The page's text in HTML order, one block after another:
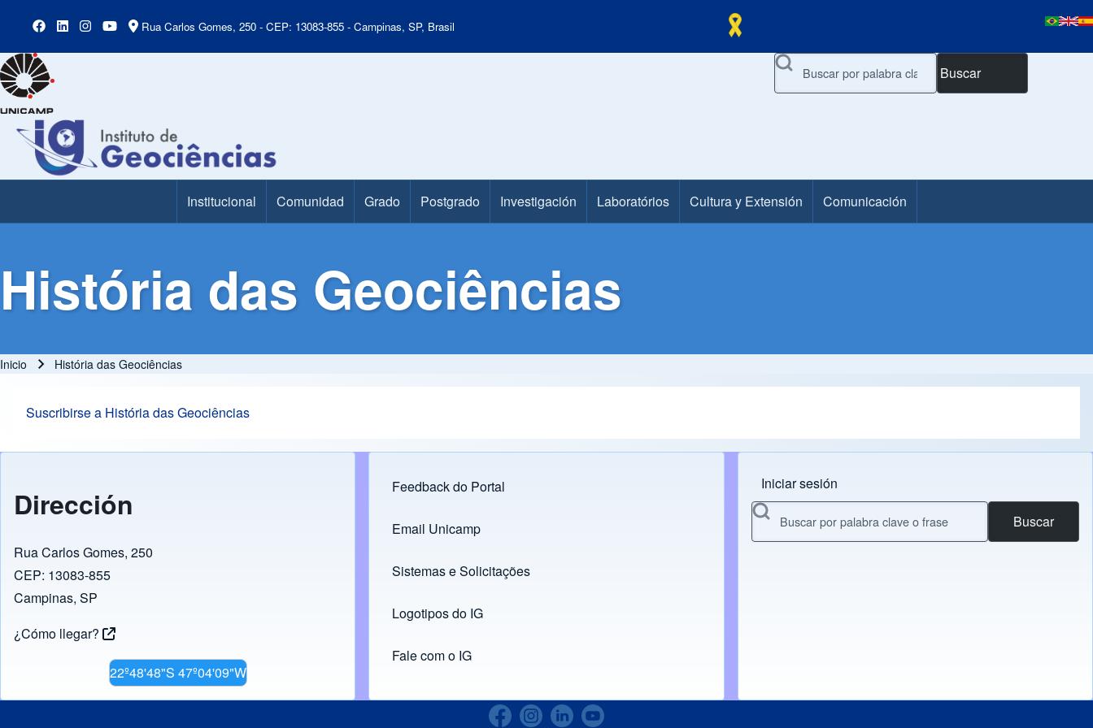
Rua Carlos Gomes, 250 - CEP: 13083-855 - Campinas, SP, Brasil
Buscar
Main Menu Institucional Comunidad Grado Postgrado Investigación Laboratórios Cultura y Extensión Comunicación
História das Geociências
Inicio História das Geociências
Suscribirse a História das Geociências
Dirección
Rua Carlos Gomes, 250
CEP: 13083-855
Campinas, SP
¿Cómo llegar?
22º48'48"S 47º04'09"W
Footer menu
Feedback do Portal
Links
Email Unicamp
(opens in new tab)
Sistemas e Solicitações
(opens in new tab)
Logotipos do IG
(opens in new tab)
Fale com o IG
Menu do usuário
Iniciar sesión
Buscar